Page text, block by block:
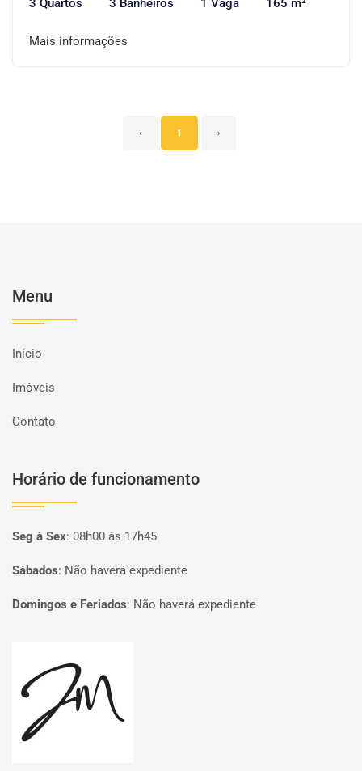
3 Quartos 3 Banheiros 1 Vaga 165 m²
Mais informações
‹ 1 ›
Menu
Início
Imóveis
Contato
Horário de funcionamento
Seg à Sex: 08h00 às 17h45
Sábados: Não haverá expediente
Domingos e Feriados: Não haverá expediente